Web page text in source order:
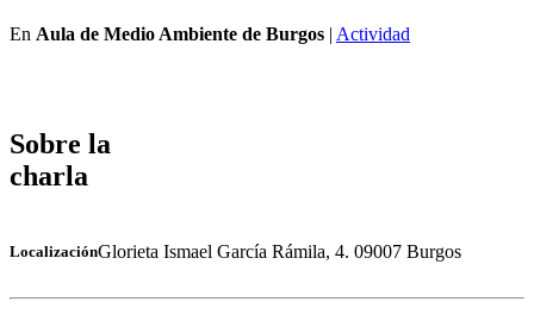
En Aula de Medio Ambiente de Burgos | Actividad
Sobre la
charla
LocalizaciónGlorieta Ismael García Rámila, 4. 09007 Burgos